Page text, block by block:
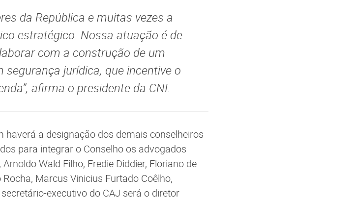
da República e muitas vezes a
estratégico. Nossa atuação é de
com a construção de um
jurídica, que incentive o
afirma o presidente da CNI.
a designação dos demais conselheiros
para integrar o Conselho os advogados
Wald Filho, Fredie Diddier, Floriano de
Marcus Vinicius Furtado Coêlho,
executivo do CAJ será o diretor